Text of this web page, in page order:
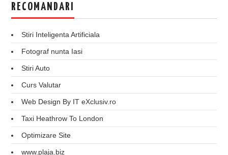
RECOMANDARI
Stiri Inteligenta Artificiala
Fotograf nunta Iasi
Stiri Auto
Curs Valutar
Web Design By IT eXclusiv.ro
Taxi Heathrow To London
Optimizare Site
www.plaja.biz